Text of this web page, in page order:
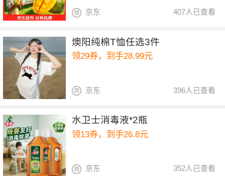
407人已查看
京东
燠阳纯棉T恤任选3件
领29券，到手28.99元
396人已查看
京东
水卫士消毒液*2瓶
领13券，到手26.8元
352人已查看
京东